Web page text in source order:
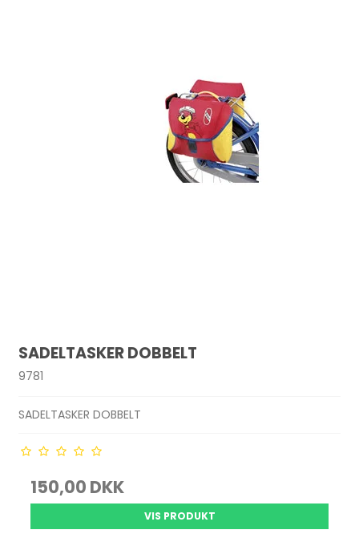
SADELTASKER DOBBELT
9781
SADELTASKER DOBBELT
150,00 DKK
VIS PRODUKT